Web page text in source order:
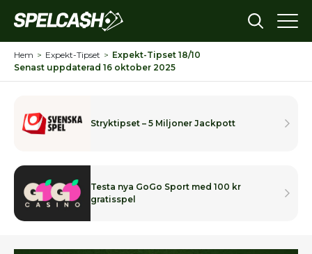
Hem > Expekt-Tipset > Expekt-Tipset 18/10
Senast uppdaterad 16 oktober 2025
Stryktipset – 5 Miljoner Jackpott
Testa nya GoGo Sport med 100 kr
gratisspel